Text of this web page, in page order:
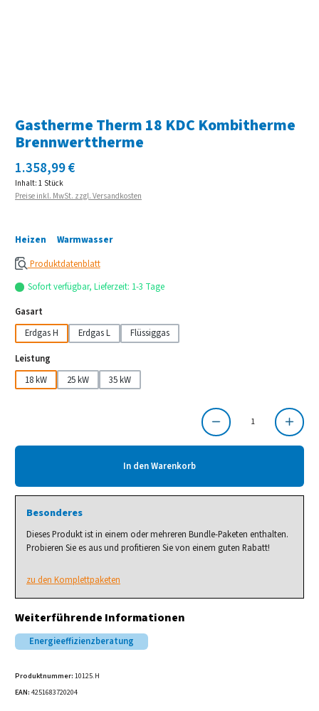
Gastherme Therm 18 KDC Kombitherme
Brennwerttherme
Regulärer Preis:
1.358,99 €
Inhalt: 1 Stück
Preise inkl. MwSt. zzgl. Versandkosten
Heizen
Warmwasser
Produktdatenblatt
Sofort verfügbar, Lieferzeit: 1-3 Tage
Gasart
Erdgas H
Erdgas L
Flüssiggas
Leistung
18 kW
25 kW 35 kW
Produkt Anzahl: Gib den gewünschten Wert ein oder benutze die Schaltflächen um die
In den Warenkorb
Besonderes
Dieses Produkt ist in einem oder mehreren Bundle-Paketen enthalten.
Probieren Sie es aus und profitieren Sie von einem guten Rabatt!
zu den Komplettpaketen
Weiterführende Informationen
Energieeffizienzberatung
Produktnummer: 10125.H
EAN: 4251683720204